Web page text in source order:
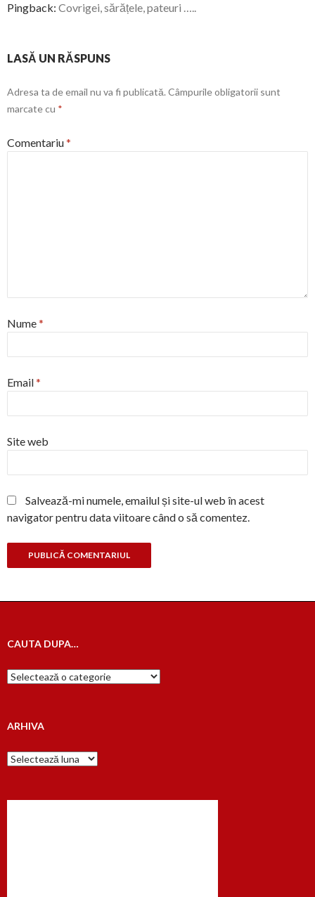
Pingback: Covrigei, sărățele, pateuri …..
LASĂ UN RĂSPUNS
Adresa ta de email nu va fi publicată. Câmpurile obligatorii sunt
marcate cu *
Comentariu*
Nume*
Email*
Site web
Salvează-mi numele, emailul și site-ul web în acest
navigator pentru data viitoare când o să comentez.
CAUTA DUPA…
Cauta
dupa…
ARHIVA
Arhiva